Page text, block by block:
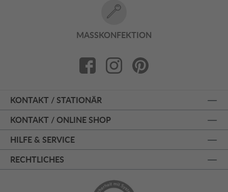
MASSKONFEKTION
KONTAKT / STATIONÄR
KONTAKT / ONLINE SHOP
HILFE & SERVICE
RECHTLICHES